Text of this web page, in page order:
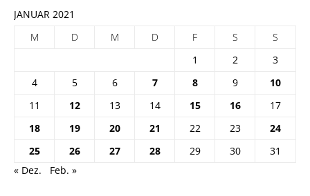
JANUAR 2021
M
D M D F S
S
1
2
3
4
5 6 7 8 9
10
11
12 13 14 15 16
17
18
19 20 21 22 23
24
25
26 27 28 29 30
31
« Dez.
Feb. »